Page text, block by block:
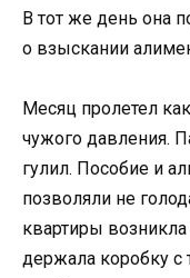
В тот же день она
о взыскании
Месяц пролетел
чужого давления.
гулил. Пособие и
позволяли не
квартиры возникла
держала коробку с